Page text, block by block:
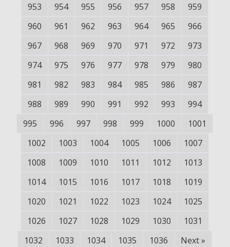
953
954 955 956 957 958
959
960
961 962 963 964 965
966
967
968 969 970 971 972
973
974
975 976 977 978 979
980
981
982 983 984 985 986
987
988
989 990 991 992 993
994
995
996 997 998 999 1000
1001
1002
1003 1004 1005 1006
1007
1008
1009 1010 1011 1012
1013
1014
1015 1016 1017 1018
1019
1020
1021 1022 1023 1024
1025
1026
1027 1028 1029 1030
1031
1032
1033 1034 1035 1036 Next»